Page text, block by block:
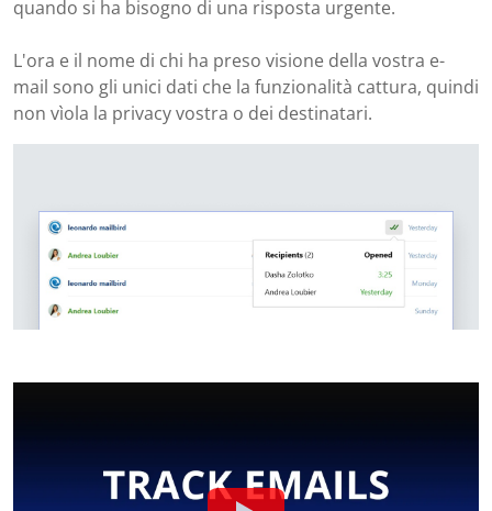
quando si ha bisogno di una risposta urgente.
L'ora e il nome di chi ha preso visione della vostra e-
mail sono gli unici dati che la funzionalità cattura, quindi
non vìola la privacy vostra o dei destinatari.